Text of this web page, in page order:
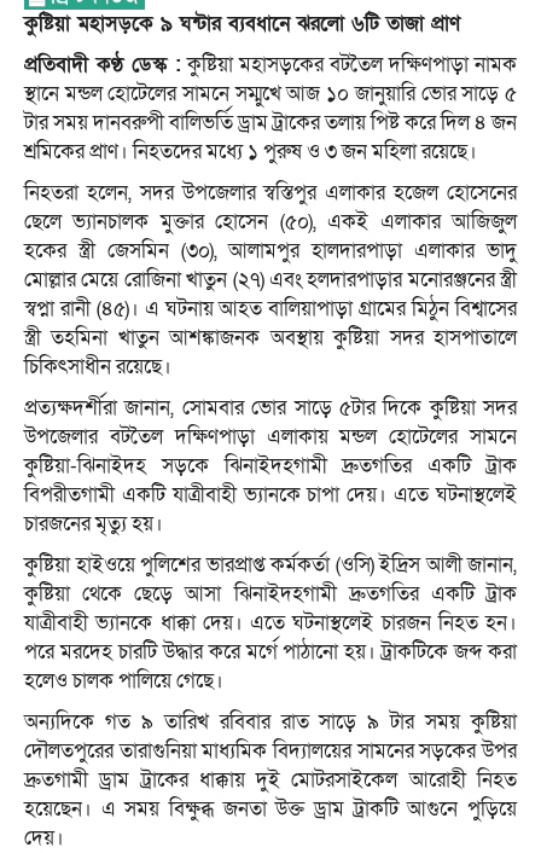
কুষ্টিয়া মহাসড়কে ৯ ঘন্টার ব্যবধানে ঝরলো ৬টি তাজা প্রাণ
প্রতিবাদী কণ্ঠ ডেস্ক : কুষ্টিয়া মহাসড়কের বটতৈল দক্ষিণপাড়া নামক
স্থানে মন্ডল হোটেলের সামনে সম্মুখে আজ ১০ জানুয়ারি ভোর সাড়ে ৫
টার সময় দানবরুপী বালিভর্তি ড্রাম ট্রাকের তলায় পিষ্ট করে দিল ৪ জন
শ্রমিকের প্রাণ। নিহতদের মধ্যে ১ পুরুষ ও ৩ জন মহিলা রয়েছে।
নিহতরা হলেন, সদর উপজেলার স্বস্তিপুর এলাকার হজেল হোসেনের
ছেলে ভ্যানচালক মুক্তার হোসেন (৫০), একই এলাকার আজিজুল
হকের স্ত্রী জেসমিন (৩০), আলামপুর হালদারপাড়া এলাকার ভাদু
মোল্লার মেয়ে রোজিনা খাতুন (২৭) এবং হলদারপাড়ার মনোরঞ্জনের স্ত্রী
স্বপ্না রানী (৪৫)। এ ঘটনায় আহত বালিয়াপাড়া গ্রামের মিঠুন বিশ্বাসের
স্ত্রী তহমিনা খাতুন আশঙ্কাজনক অবস্থায় কুষ্টিয়া সদর হাসপাতালে
চিকিৎসাধীন রয়েছে।
প্রত্যক্ষদর্শীরা জানান, সোমবার ভোর সাড়ে ৫টার দিকে কুষ্টিয়া সদর
উপজেলার বটতৈল দক্ষিণপাড়া এলাকায় মন্ডল হোটেলের সামনে
কুষ্টিয়া-ঝিনাইদহ সড়কে ঝিনাইদহগামী দ্রুতগতির একটি ট্রাক
বিপরীতগামী একটি যাত্রীবাহী ভ্যানকে চাপা দেয়। এতে ঘটনাস্থলেই
চারজনের মৃত্যু হয়।
কুষ্টিয়া হাইওয়ে পুলিশের ভারপ্রাপ্ত কর্মকর্তা (ওসি) ইদ্রিস আলী জানান,
কুষ্টিয়া থেকে ছেড়ে আসা ঝিনাইদহগামী দ্রুতগতির একটি ট্রাক
যাত্রীবাহী ভ্যানকে ধাক্কা দেয়। এতে ঘটনাস্থলেই চারজন নিহত হন।
পরে মরদেহ চারটি উদ্ধার করে মর্গে পাঠানো হয়। ট্রাকটিকে জব্দ করা
হলেও চালক পালিয়ে গেছে।
অন্যদিকে গত ৯ তারিখ রবিবার রাত সাড়ে ৯ টার সময় কুষ্টিয়া
দৌলতপুরের তারাগুনিয়া মাধ্যমিক বিদ্যালয়ের সামনের সড়কের উপর
দ্রুতগামী ড্রাম ট্রাকের ধাক্কায় দুই মোটরসাইকেল আরোহী নিহত
হয়েছেন। এ সময় বিক্ষুব্ধ জনতা উক্ত ড্রাম ট্রাকটি আগুনে পুড়িয়ে
দেয়।